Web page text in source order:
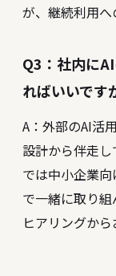
が、継続利用へ
Q3：社内に
ればいいです
A：外部のAI活
設計から伴走
では中小企業
で一緒に取り
ヒアリングから